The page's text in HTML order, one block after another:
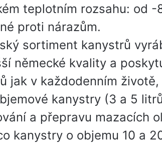
teplotním rozsahu: od -
proti nárazům.
sortiment kanystrů
německé kvality a
jak v každodenním
kanystry (3 a 5
a přepravu mazacích
kanystry o objemu 10 a